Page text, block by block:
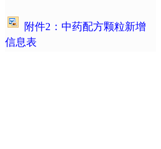
附件2 ：中药配方颗粒新增
信息表